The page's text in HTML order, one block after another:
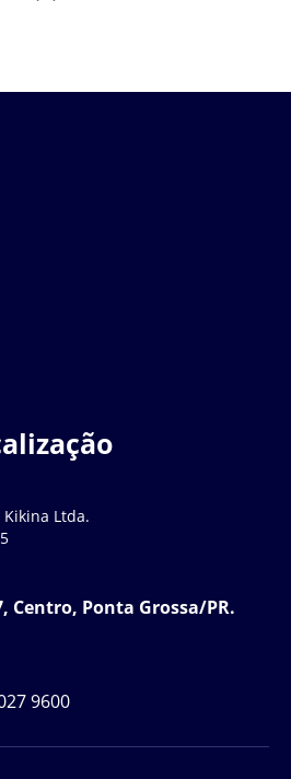
Ltda.
Centro, Ponta Grossa/PR.
9600